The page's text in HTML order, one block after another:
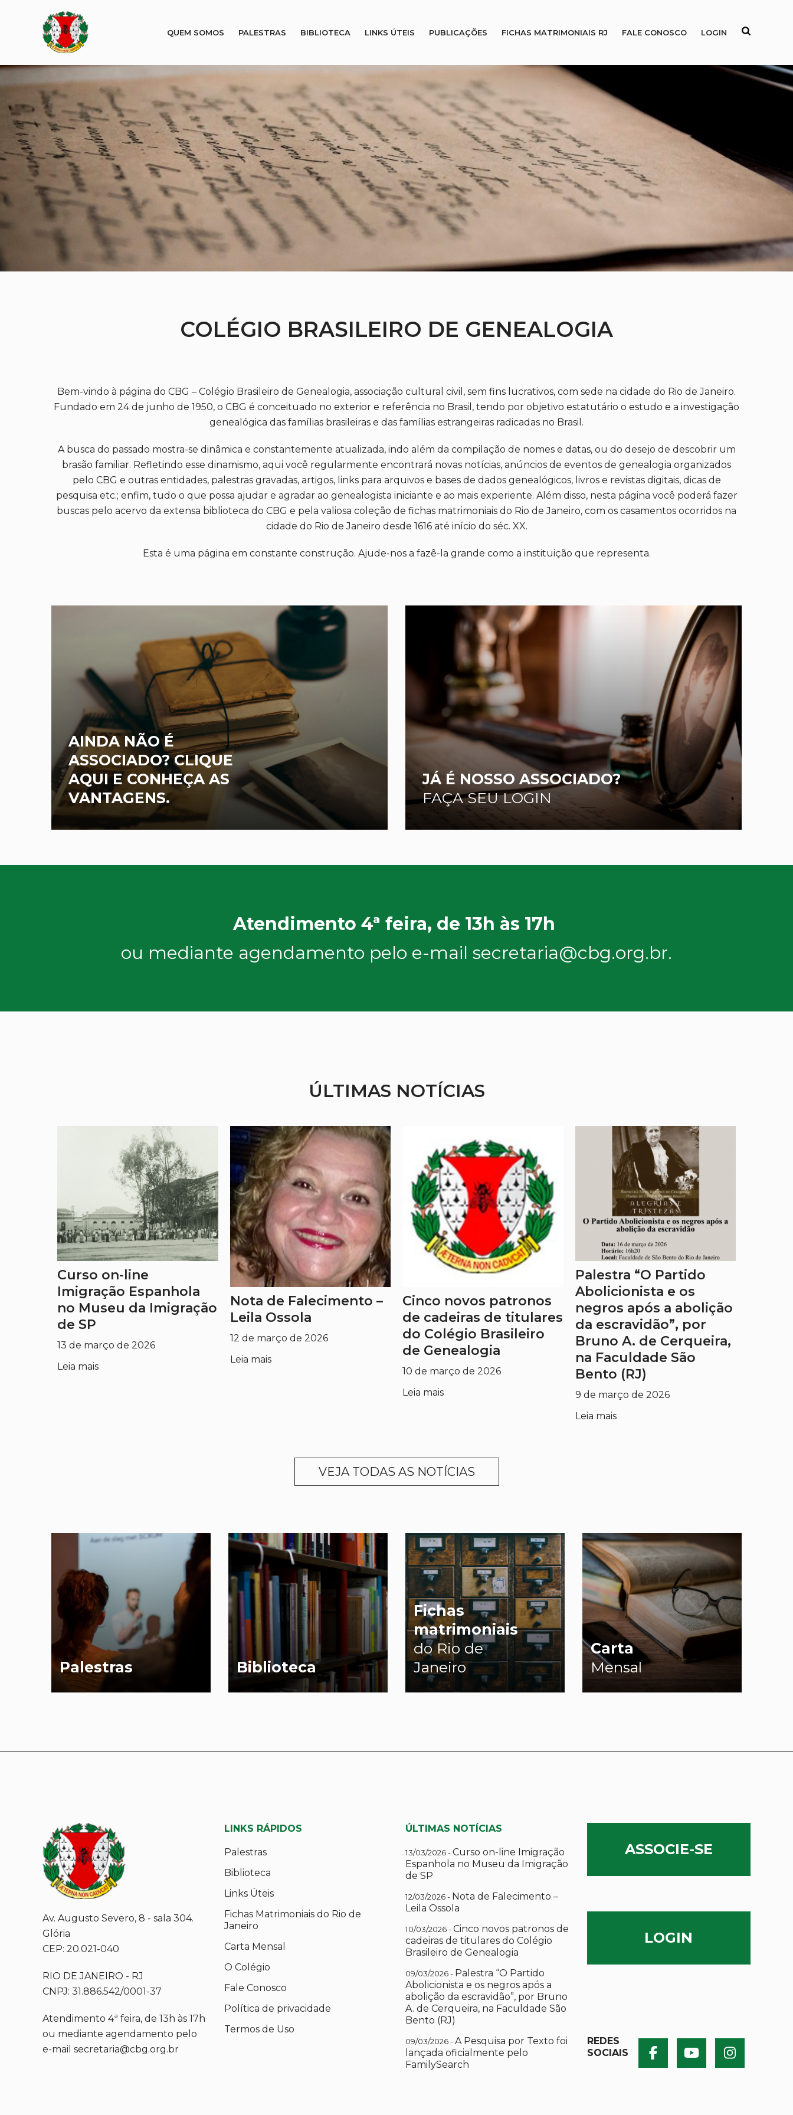
QUEM SOMOS PALESTRAS BIBLIOTECA LINKS ÚTEIS PUBLICAÇÕES FICHAS MATRIMONIAIS RJ FALE CONOSCO LOGIN
COLÉGIO BRASILEIRO DE GENEALOGIA
Bem-vindo à página do CBG – Colégio Brasileiro de Genealogia, associação cultural civil, sem fins lucrativos, com sede na cidade do Rio de Janeiro.
Fundado em 24 de junho de 1950, o CBG é conceituado no exterior e referência no Brasil, tendo por objetivo estatutário o estudo e a investigação
genealógica das famílias brasileiras e das famílias estrangeiras radicadas no Brasil.
A busca do passado mostra-se dinâmica e constantemente atualizada, indo além da compilação de nomes e datas, ou do desejo de descobrir um
brasão familiar. Refletindo esse dinamismo, aqui você regularmente encontrará novas notícias, anúncios de eventos de genealogia organizados
pelo CBG e outras entidades, palestras gravadas, artigos, links para arquivos e bases de dados genealógicos, livros e revistas digitais, dicas de
pesquisa etc.; enfim, tudo o que possa ajudar e agradar ao genealogista iniciante e ao mais experiente. Além disso, nesta página você poderá fazer
buscas pelo acervo da extensa biblioteca do CBG e pela valiosa coleção de fichas matrimoniais do Rio de Janeiro, com os casamentos ocorridos na
cidade do Rio de Janeiro desde 1616 até início do séc. XX.
Esta é uma página em constante construção. Ajude-nos a fazê-la grande como a instituição que representa.
AINDA NÃO É
ASSOCIADO? CLIQUE
AQUI E CONHEÇA AS
VANTAGENS.
JÁ É NOSSO ASSOCIADO?
FAÇA SEU LOGIN
Atendimento 4ª feira, de 13h às 17h
ou mediante agendamento pelo e-mail secretaria@cbg.org.br.
ÚLTIMAS NOTÍCIAS
Curso on-line
Imigração Espanhola
no Museu da Imigração
de SP
13 de março de 2026
Leia mais
Nota de Falecimento –
Leila Ossola
12 de março de 2026
Leia mais
Cinco novos patronos
de cadeiras de titulares
do Colégio Brasileiro
de Genealogia
10 de março de 2026
Leia mais
Palestra “O Partido
Abolicionista e os
negros após a abolição
da escravidão”, por
Bruno A. de Cerqueira,
na Faculdade São
Bento (RJ)
9 de março de 2026
Leia mais
VEJA TODAS AS NOTÍCIAS
Palestras Biblioteca
Fichas
matrimoniais
do Rio de
Janeiro
Carta
Mensal
Av. Augusto Severo, 8 - sala 304.
Glória
CEP: 20.021-040
RIO DE JANEIRO - RJ
CNPJ: 31.886.542/0001-37
Atendimento 4ª feira, de 13h às 17h
ou mediante agendamento pelo
e-mail secretaria@cbg.org.br
LINKS RÁPIDOS
Palestras
Biblioteca
Links Úteis
Fichas Matrimoniais do Rio de
Janeiro
Carta Mensal
O Colégio
Fale Conosco
Política de privacidade
Termos de Uso
ÚLTIMAS NOTÍCIAS
13/03/2026 -Curso on-line Imigração
Espanhola no Museu da Imigração
de SP
12/03/2026 - Nota de Falecimento –
Leila Ossola
10/03/2026 -Cinco novos patronos de
cadeiras de titulares do Colégio
Brasileiro de Genealogia
09/03/2026 - Palestra “O Partido
Abolicionista e os negros após a
abolição da escravidão”, por Bruno
A. de Cerqueira, na Faculdade São
Bento (RJ)
09/03/2026 -A Pesquisa por Texto foi
lançada oficialmente pelo
FamilySearch
ASSOCIE-SE
LOGIN
REDES
SOCIAIS